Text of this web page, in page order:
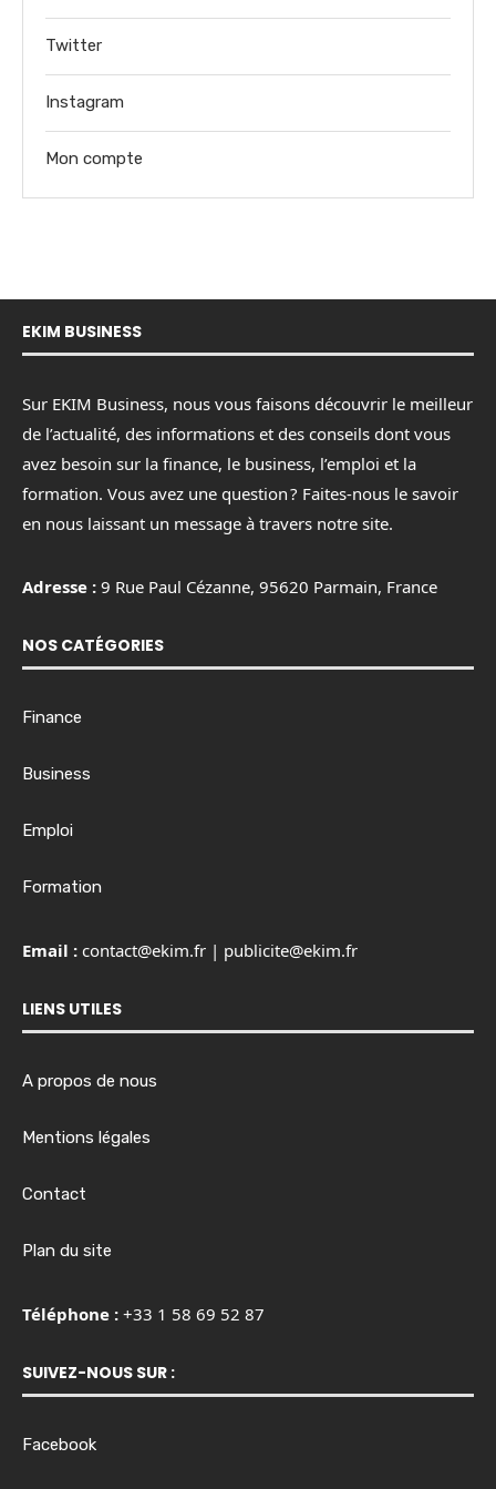
Twitter
Instagram
Mon compte
EKIM BUSINESS
Sur EKIM Business, nous vous faisons découvrir le meilleur
de l’actualité, des informations et des conseils dont vous
avez besoin sur la finance, le business, l’emploi et la
formation. Vous avez une question ? Faites-nous le savoir
en nous laissant un message à travers notre site.
Adresse : 9 Rue Paul Cézanne, 95620 Parmain, France
NOS CATÉGORIES
Finance
Business
Emploi
Formation
Email : contact@ekim.fr | publicite@ekim.fr
LIENS UTILES
A propos de nous
Mentions légales
Contact
Plan du site
Téléphone : +33 1 58 69 52 87
SUIVEZ-NOUS SUR :
Facebook